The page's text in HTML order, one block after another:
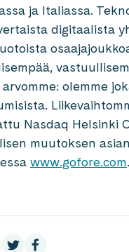
ja Italiassa.
digitaalista
olemme
Nasdaq Helsinki
muutoksen
www.gofore.com.
X:ssäFacebookissa